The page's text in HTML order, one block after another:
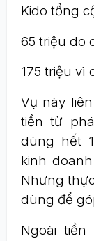
Kido tổng
65 triệu do
175 triệu vì
Vụ này
tiền từ
dùng hết
kinh
Nhưng
dùng để
Ngoài